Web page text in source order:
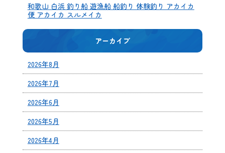
和歌山 白浜 釣り船 遊漁船 船釣り 体験釣り アカイカ
便 アカイカ スルメイカ
アーカイブ
2026年8月
2026年7月
2026年6月
2026年5月
2026年4月